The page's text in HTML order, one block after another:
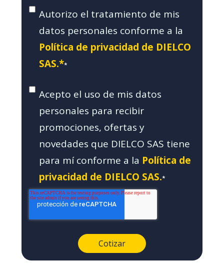
Autorizo el tratamiento de mis
datos personales conforme a la
Política de privacidad de DIELCO
SAS.**
Acepto el uso de mis datos
personales para recibir
promociones, ofertas y
novedades que DIELCO SAS tiene
para mí conforme a la Política de
privacidad de DIELCO SAS.*